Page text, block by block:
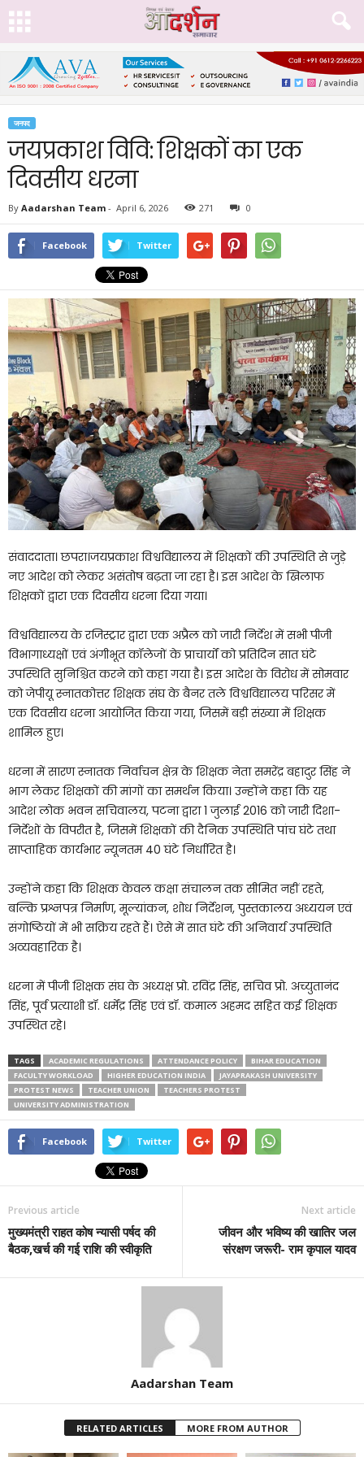
जनपद
जयप्रकाश विवि: शिक्षकों का एक
दिवसीय धरना
By Aadarshan Team - April 6, 2026 271 0
Facebook Twitter
संवाददाता। छपरा।जयप्रकाश विश्वविद्यालय में शिक्षकों की उपस्थिति से जुड़े
नए आदेश को लेकर असंतोष बढ़ता जा रहा है। इस आदेश के खिलाफ
शिक्षकों द्वारा एक दिवसीय धरना दिया गया।
विश्वविद्यालय के रजिस्ट्रार द्वारा एक अप्रैल को जारी निर्देश में सभी पीजी
विभागाध्यक्षों एवं अंगीभूत कॉलेजों के प्राचार्यों को प्रतिदिन सात घंटे
उपस्थिति सुनिश्चित करने को कहा गया है। इस आदेश के विरोध में सोमवार
को जेपीयू स्नातकोत्तर शिक्षक संघ के बैनर तले विश्वविद्यालय परिसर में
एक दिवसीय धरना आयोजित किया गया, जिसमें बड़ी संख्या में शिक्षक
शामिल हुए।
धरना में सारण स्नातक निर्वाचन क्षेत्र के शिक्षक नेता समरेंद्र बहादुर सिंह ने
भाग लेकर शिक्षकों की मांगों का समर्थन किया। उन्होंने कहा कि यह
आदेश लोक भवन सचिवालय, पटना द्वारा 1 जुलाई 2016 को जारी दिशा-
निर्देशों के विपरीत है, जिसमें शिक्षकों की दैनिक उपस्थिति पांच घंटे तथा
साप्ताहिक कार्यभार न्यूनतम 40 घंटे निर्धारित है।
उन्होंने कहा कि शिक्षक केवल कक्षा संचालन तक सीमित नहीं रहते,
बल्कि प्रश्नपत्र निर्माण, मूल्यांकन, शोध निर्देशन, पुस्तकालय अध्ययन एवं
संगोष्ठियों में भी सक्रिय रहते हैं। ऐसे में सात घंटे की अनिवार्य उपस्थिति
अव्यवहारिक है।
धरना में पीजी शिक्षक संघ के अध्यक्ष प्रो. रविंद्र सिंह, सचिव प्रो. अच्युतानंद
सिंह, पूर्व प्रत्याशी डॉ. धर्मेंद्र सिंह एवं डॉ. कमाल अहमद सहित कई शिक्षक
उपस्थित रहे।
TAGS ACADEMIC REGULATIONS ATTENDANCE POLICY
BIHAR EDUCATION
FACULTY WORKLOAD
HIGHER EDUCATION INDIA
JAYAPRAKASH UNIVERSITY
PROTEST NEWS
TEACHER UNION
TEACHERS PROTEST
UNIVERSITY ADMINISTRATION
Facebook Twitter
Previous article
मुख्यमंत्री राहत कोष न्यासी पर्षद की
बैठक,खर्च की गई राशि की स्वीकृति
Next article
जीवन और भविष्य की खातिर जल
संरक्षण जरूरी- राम कृपाल यादव
Aadarshan Team
RELATED ARTICLES MORE FROM AUTHOR